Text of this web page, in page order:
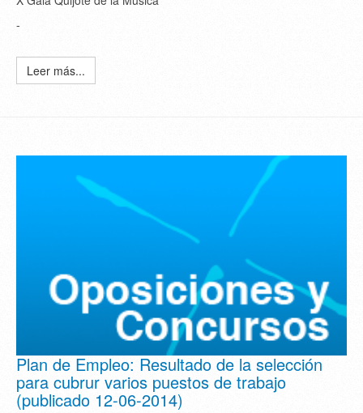
-
Leer más...
Plan de Empleo: Resultado de la selección
para cubrur varios puestos de trabajo
(publicado 12-06-2014)